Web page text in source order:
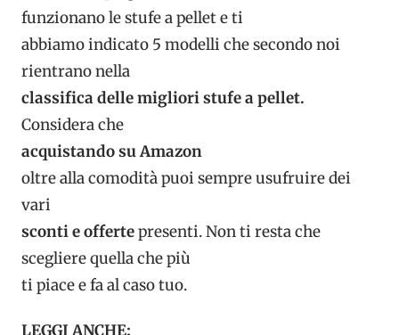
funzionano le stufe a pellet e ti
abbiamo indicato 5 modelli che secondo noi
rientrano nella
classifica delle migliori stufe a pellet.
Considera che
acquistando su Amazon
oltre alla comodità puoi sempre usufruire dei
vari
sconti e offertepresenti. Non ti resta che
scegliere quella che più
ti piace e fa al caso tuo.
LEGGI ANCHE: